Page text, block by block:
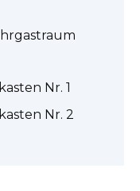
Nr. 1
Nr. 2